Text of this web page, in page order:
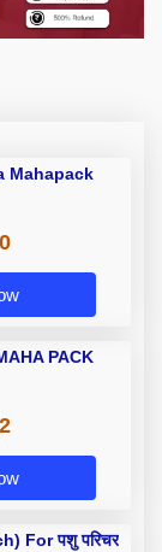
Mahapack
PACK
For पशु परिचर